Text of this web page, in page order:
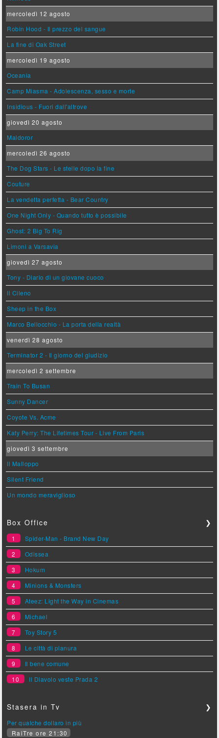
mercoledì 12 agosto
Robin Hood - Il prezzo del sangue
La fine di Oak Street
mercoledì 19 agosto
Oceania
Camp Miasma - Adolescenza, sesso e morte
Insidious - Fuori dall'altrove
giovedì 20 agosto
Maldoror
mercoledì 26 agosto
The Dog Stars - Le stelle dopo la fine
Couture
La vendetta perfetta - Bear Country
One Night Only - Quando tutto è possibile
Ghost: 2 Big To Rig
Limoni a Varsavia
giovedì 27 agosto
Tony - Diario di un giovane cuoco
Il Cileno
Sheep in the Box
Marco Bellocchio - La porta della realtà
venerdì 28 agosto
Terminator 2 - Il giorno del giudizio
mercoledì 2 settembre
Train To Busan
Sunny Dancer
Coyote Vs. Acme
Katy Perry: The Lifetimes Tour - Live From Paris
giovedì 3 settembre
Il Malloppo
Silent Friend
Un mondo meraviglioso
Box Office ❯
1
Spider-Man - Brand New Day
2
Odissea
3
Hokum
4
Minions & Monsters
5
Ateez: Light the Way in Cinemas
6
Michael
7
Toy Story 5
8
Le città di pianura
9
Il bene comune
10
Il Diavolo veste Prada 2
Stasera in Tv ❯
Per qualche dollaro in più
RaiTre ore 21:30